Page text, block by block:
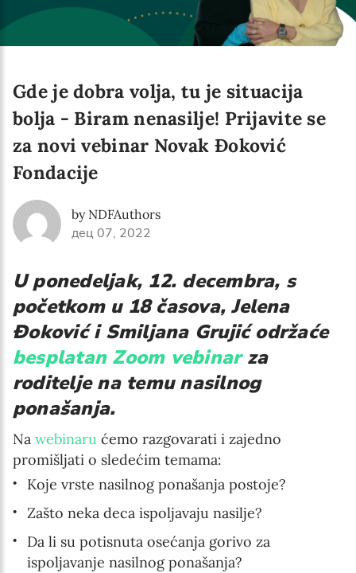
Gde je dobra volja, tu je situacija
bolja - Biram nenasilje! Prijavite se
za novi vebinar Novak Đoković
Fondacije
by NDFAuthors
дец 07, 2022
U ponedeljak, 12. decembra, s
početkom u 18 časova, Jelena
Đoković i Smiljana Grujić održaće
besplatan Zoom vebinarza
roditelje na temu nasilnog
ponašanja.
Na webinaru ćemo razgovarati i zajedno
promišljati o sledećim temama:
Koje vrste nasilnog ponašanja postoje?
Zašto neka deca ispoljavaju nasilje?
Da li su potisnuta osećanja gorivo za
ispoljavanje nasilnog ponašanja?
Email address*
Enter your email address
First name*
Enter your first name
Birthday
MM / DD
Language preference
Serbian
English